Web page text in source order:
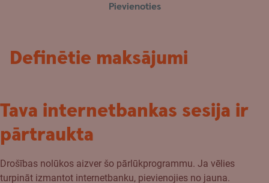
Pievienoties
Definētie maksājumi
Tava internetbankas sesija ir
pārtraukta
Drošības nolūkos aizver šo pārlūkprogrammu. Ja vēlies
turpināt izmantot internetbanku, pievienojies no jauna.